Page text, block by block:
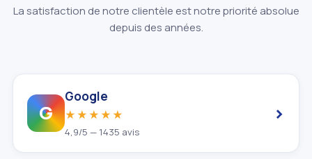
La satisfaction de notre clientèle est notre priorité absolue
depuis des années.
G
Google
★★★★★
4,9/5 — 1435 avis
›